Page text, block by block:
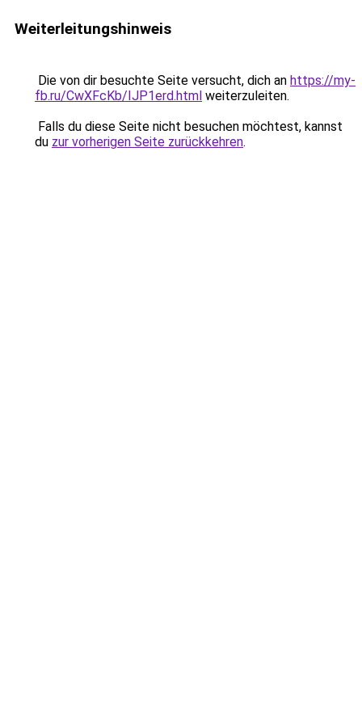
Weiterleitungshinweis
Die von dir besuchte Seite versucht, dich an https://my-
fb.ru/CwXFcKb/IJP1erd.html weiterzuleiten.
Falls du diese Seite nicht besuchen möchtest, kannst
du zur vorherigen Seite zurückkehren.